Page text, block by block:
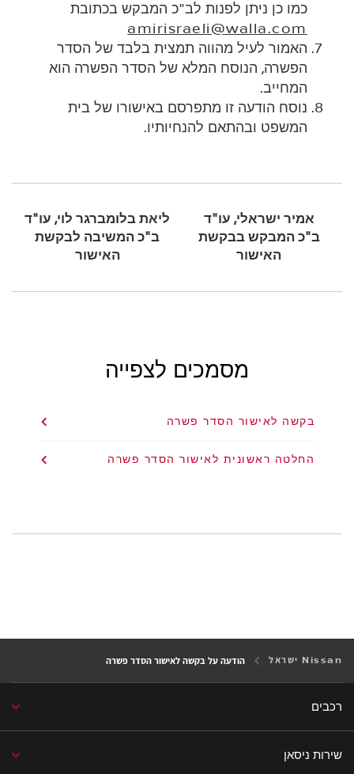
כמו כן ניתן לפנות לב"כ המבקש בכתובת
amirisraeli@walla.com
האמור לעיל מהווה תמצית בלבד של הסדר
הפשרה, הנוסח המלא של הסדר הפשרה הוא
המחייב.
נוסח הודעה זו מתפרסם באישורו של בית
המשפט ובהתאם להנחיותיו.
אמיר ישראלי, עו"ד
ב"כ המבקש בבקשת
האישור
ליאת בלומברגר לוי, עו"ד
ב"כ המשיבה לבקשת
האישור
מסמכים לצפייה
בקשה לאישור הסדר פשרה
החלטה ראשונית לאישור הסדר פשרה
Nissan ישראל הודעה על בקשה לאישור הסדר פשרה
רכבים
שירות ניסאן